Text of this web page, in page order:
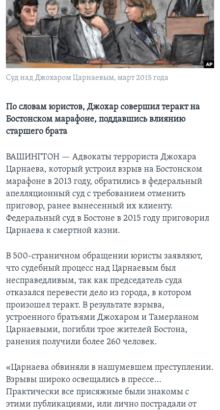
Learning English
СОЦИАЛЬНЫЕ СЕТИ
Суд над Джохаром Царнаевым, март 2015 года
По словам юристов, Джохар совершил теракт на
Бостонском марафоне, поддавшись влиянию
старшего брата
ВАШИНГТОН — Адвокаты террориста Джохара
Царнаева, который устроил взрыв на Бостонском
марафоне в 2013 году, обратились в федеральный
апелляционный суд с требованием отменить
приговор, ранее вынесенный их клиенту.
Федеральный суд в Бостоне в 2015 году приговорил
Царнаева к смертной казни.
В 500-страничном обращении юристы заявляют,
что судебный процесс над Царнаевым был
несправедливым, так как председатель суда
отказался перевести дело из города, в котором
произошел теракт. В результате взрыва,
устроенного братьями Джохаром и Тамерланом
Царнаевыми, погибли трое жителей Бостона,
ранения получили более 260 человек.
«Царнаева обвиняли в нашумевшем преступлении.
Взрывы широко освещались в прессе...
Практически все присяжные были знакомы с
этими публикациями, или лично пострадали от